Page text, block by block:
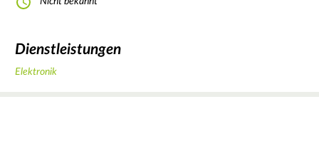
Dienstleistungen
Elektronik